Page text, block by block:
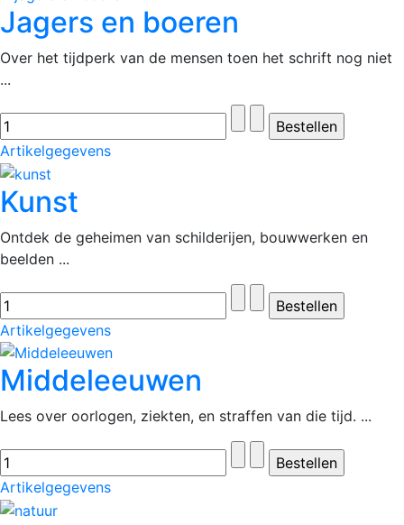
Jagers en boeren
Over het tijdperk van de mensen toen het schrift nog niet
...
Artikelgegevens
Kunst
Ontdek de geheimen van schilderijen, bouwwerken en
beelden ...
Artikelgegevens
Middeleeuwen
Lees over oorlogen, ziekten, en straffen van die tijd. ...
Artikelgegevens